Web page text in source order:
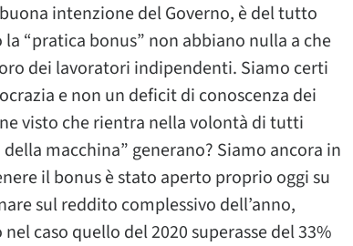
intenzione del Governo, è del tutto
“pratica bonus” non abbiano nulla a che
dei lavoratori indipendenti. Siamo certi
e non un deficit di conoscenza dei
visto che rientra nella volontà di tutti
macchina” generano? Siamo ancora in
il bonus è stato aperto proprio oggi su
sul reddito complessivo dell’anno,
caso quello del 2020 superasse del 33%